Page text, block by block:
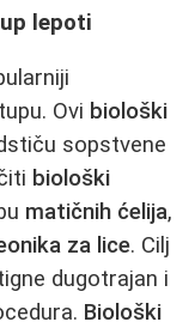
lepoti
Ovi biološki
sopstvene
biološki
matičnih ćelija,
za lice. Cilj
dugotrajan i
Biološki